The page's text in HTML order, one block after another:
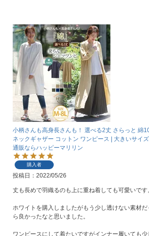
小柄さんも高身長さんも！ 選べる2丈 さらっと 綿
ネックギャザー コットン ワンピース | 大きいサイ
通販ならハッピーマリリン
購入者
投稿日 2022/05/26
丈も長めで羽織るのも上に重ね着しても可愛いです
ホワイトを購入しましたがもう少し透けない素材だ
ら良かったなと思いました。
ワンピースにして着たいですがインナー履いても少